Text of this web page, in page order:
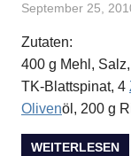
September 25,
Zutaten:
400 g Mehl,
TK-Blattspinat, 4
Olivenöl, 200 g
WEITERLESEN